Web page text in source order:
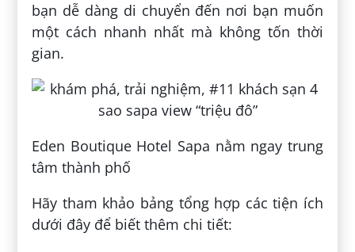
bạn dễ dàng di chuyển đến nơi bạn muốn
một cách nhanh nhất mà không tốn thời
gian.
Eden Boutique Hotel Sapa nằm ngay trung
tâm thành phố
Hãy tham khảo bảng tổng hợp các tiện ích
dưới đây để biết thêm chi tiết: